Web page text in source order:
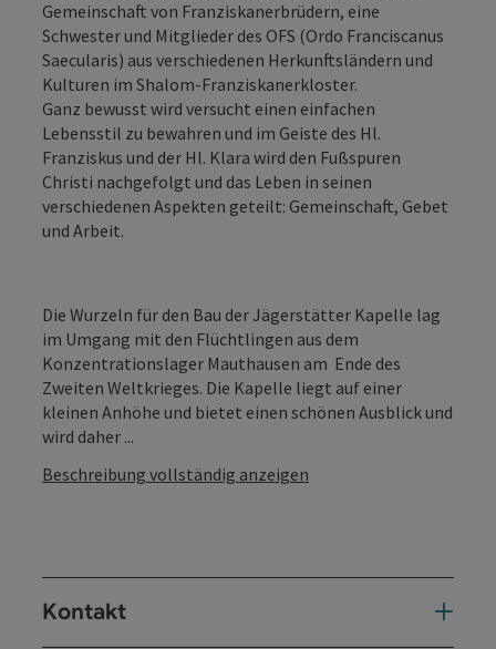
Gemeinschaft von Franziskanerbrüdern, eine
Schwester und Mitglieder des OFS (Ordo Franciscanus
Saecularis) aus verschiedenen Herkunftsländern und
Kulturen im Shalom-Franziskanerkloster.
Ganz bewusst wird versucht einen einfachen
Lebensstil zu bewahren und im Geiste des Hl.
Franziskus und der Hl. Klara wird den Fußspuren
Christi nachgefolgt und das Leben in seinen
verschiedenen Aspekten geteilt: Gemeinschaft, Gebet
und Arbeit.
Die Wurzeln für den Bau der Jägerstätter Kapelle lag
im Umgang mit den Flüchtlingen aus dem
Konzentrationslager Mauthausen am Ende des
Zweiten Weltkrieges. Die Kapelle liegt auf einer
kleinen Anhöhe und bietet einen schönen Ausblick und
wird daher ...
Beschreibung vollständig anzeigen
Kontakt